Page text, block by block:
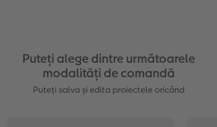
Puteți alege dintre următoarele
modalități de comandă
Puteți salva și edita proiectele oricând